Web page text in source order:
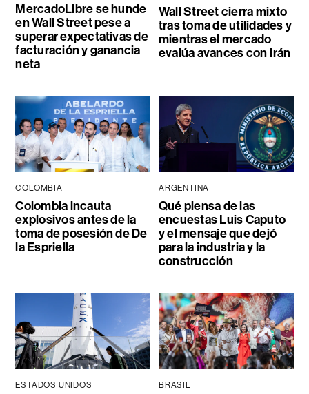
MercadoLibre se hunde
en Wall Street pese a
superar expectativas de
facturación y ganancia
neta
Wall Street cierra mixto
tras toma de utilidades y
mientras el mercado
evalúa avances con Irán
COLOMBIA
Colombia incauta
explosivos antes de la
toma de posesión de De
la Espriella
ARGENTINA
Qué piensa de las
encuestas Luis Caputo
y el mensaje que dejó
para la industria y la
construcción
ESTADOS UNIDOS BRASIL